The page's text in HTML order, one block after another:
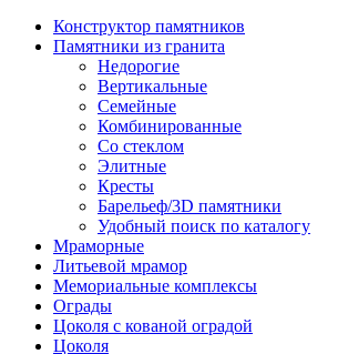
Конструктор памятников
Памятники из гранита
Недорогие
Вертикальные
Семейные
Комбинированные
Со стеклом
Элитные
Кресты
Барельеф/3D памятники
Удобный поиск по каталогу
Мраморные
Литьевой мрамор
Мемориальные комплексы
Ограды
Цоколя с кованой оградой
Цоколя